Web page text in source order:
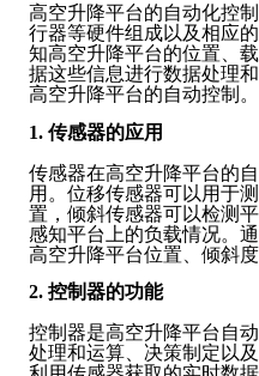
高空升降平台的自动化控
行器等硬件组成以及相应
知高空升降平台的位置、
据这些信息进行数据处理
高空升降平台的自动控制。
1. 传感器的应用
传感器在高空升降平台的
用。位移传感器可以用于
置，倾斜传感器可以检测
感知平台上的负载情况。
高空升降平台位置、倾斜
2. 控制器的功能
控制器是高空升降平台自
处理和运算、决策制定以